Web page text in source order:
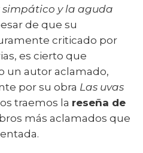
y la aguda
de que su
criticado por
es cierto que
un autor aclamado,
por su obra Las uvas
traemos la reseña de
más aclamados que